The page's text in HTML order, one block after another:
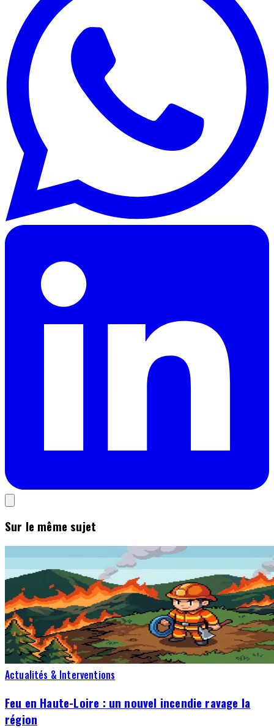
Sur le même sujet
Actualités & Interventions
Feu en Haute-Loire : un nouvel incendie ravage la
région